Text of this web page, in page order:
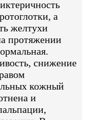
а
желтухи
протяжении
снижение
кожный
и